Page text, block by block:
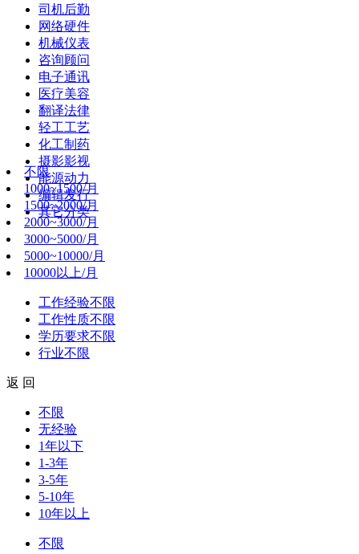
司机后勤
网络硬件
机械仪表
咨询顾问
电子通讯
医疗美容
翻译法律
轻工工艺
化工制药
摄影影视
能源动力
编辑发行
其它分类
不限
1000~1500/月
1500~2000/月
2000~3000/月
3000~5000/月
5000~10000/月
10000以上/月
工作经验不限
工作性质不限
学历要求不限
行业不限
返 回
不限
无经验
1年以下
1-3年
3-5年
5-10年
10年以上
不限